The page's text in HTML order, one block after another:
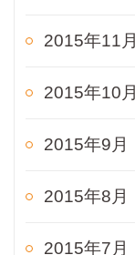
2015年11月
2015年10月
2015年9月
2015年8月
2015年7月